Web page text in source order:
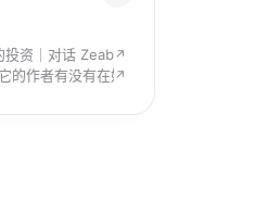
资｜对话 Zeabur 创始人
↗
的作者有没有在好好观察生活
↗